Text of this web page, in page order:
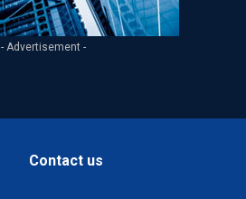
- Advertisement -
Contact us